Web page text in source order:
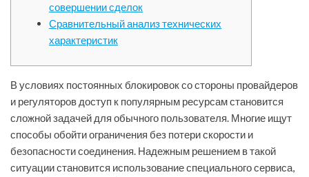
совершении сделок
Сравнительный анализ технических
характеристик
В условиях постоянных блокировок со стороны провайдеров
и регуляторов доступ к популярным ресурсам становится
сложной задачей для обычного пользователя. Многие ищут
способы обойти ограничения без потери скорости и
безопасности соединения. Надежным решением в такой
ситуации становится использование специального сервиса,